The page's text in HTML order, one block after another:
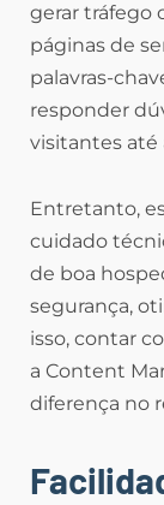
gerar tráfego
páginas de
palavras-
responder
visitantes até
Entretanto,
cuidado
de boa
segurança,
isso, contar
a Content
diferença no